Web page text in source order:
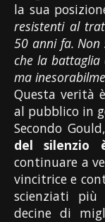
la sua
resistenti al
50 anni fa.
che la
ma
Questa verità
al pubblico in
Secondo Gould,
del silenzio
continuare a
vincitrice e
scienziati
decine di